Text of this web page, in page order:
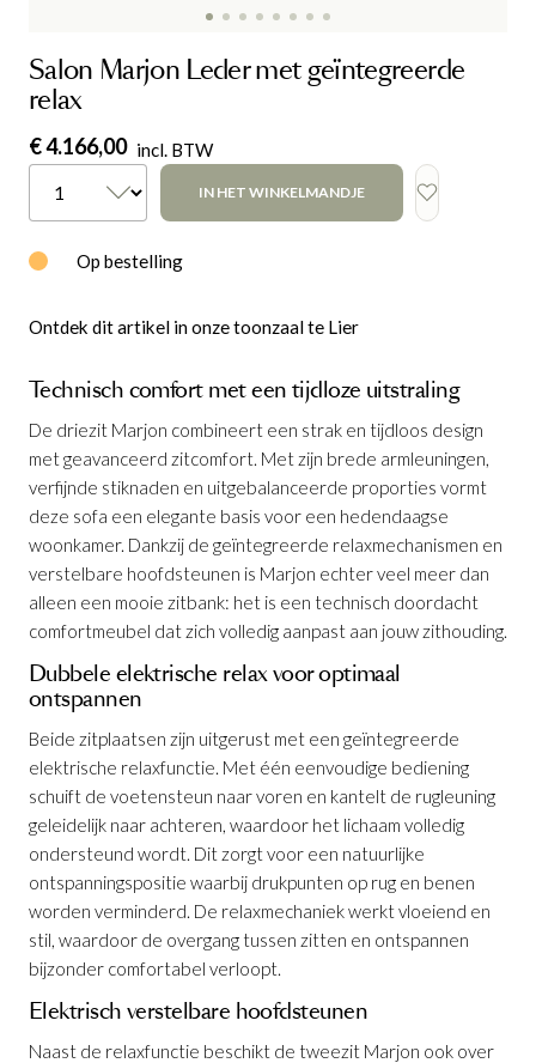
Salon Marjon Leder met geïntegreerde
relax
€ 4.166,00 incl. BTW
IN HET WINKELMANDJE
Op bestelling
Ontdek dit artikel in onze toonzaal te Lier
Technisch comfort met een tijdloze uitstraling
De driezit Marjon combineert een strak en tijdloos design
met geavanceerd zitcomfort. Met zijn brede armleuningen,
verfijnde stiknaden en uitgebalanceerde proporties vormt
deze sofa een elegante basis voor een hedendaagse
woonkamer. Dankzij de geïntegreerde relaxmechanismen en
verstelbare hoofdsteunen is Marjon echter veel meer dan
alleen een mooie zitbank: het is een technisch doordacht
comfortmeubel dat zich volledig aanpast aan jouw zithouding.
Dubbele elektrische relax voor optimaal
ontspannen
Beide zitplaatsen zijn uitgerust met een geïntegreerde
elektrische relaxfunctie. Met één eenvoudige bediening
schuift de voetensteun naar voren en kantelt de rugleuning
geleidelijk naar achteren, waardoor het lichaam volledig
ondersteund wordt. Dit zorgt voor een natuurlijke
ontspanningspositie waarbij drukpunten op rug en benen
worden verminderd. De relaxmechaniek werkt vloeiend en
stil, waardoor de overgang tussen zitten en ontspannen
bijzonder comfortabel verloopt.
Elektrisch verstelbare hoofdsteunen
Naast de relaxfunctie beschikt de tweezit Marjon ook over